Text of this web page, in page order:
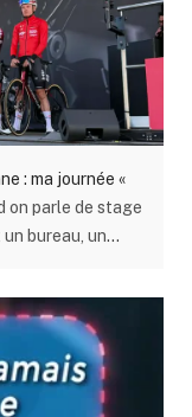
: ma journée «
on parle de stage
bureau, un
hors du commun
courses
Une
du sport